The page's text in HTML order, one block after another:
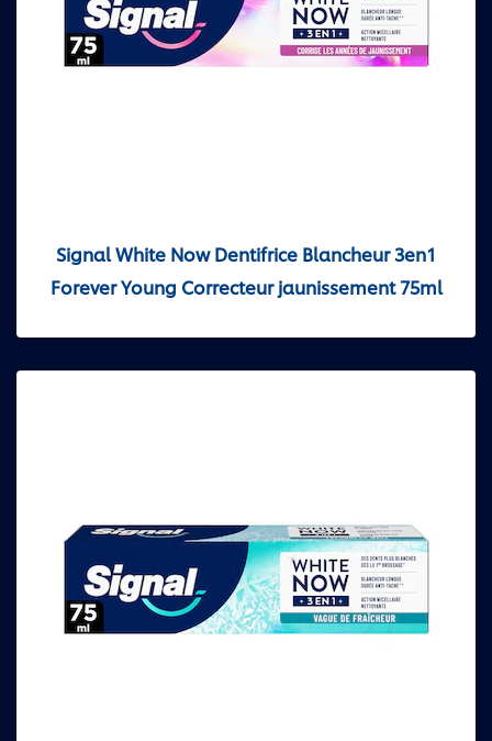
Signal White Now Dentifrice Blancheur 3en1
Forever Young Correcteur jaunissement 75ml